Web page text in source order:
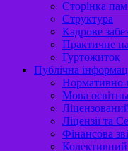
Сторінка
Структура
Кадрове
Практичне
Гуртожиток
Публічна
Нормативно-
Мова
Ліцензії та
Фінансова
Колективний